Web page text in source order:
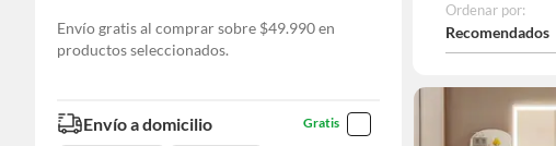
Envío gratis al comprar sobre $49.990 en
productos seleccionados.
Envío a domicilio Gratis
Ordenar por:
Recomendados